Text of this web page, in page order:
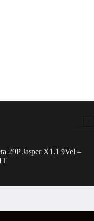
29P Jasper X1.1 9Vel –